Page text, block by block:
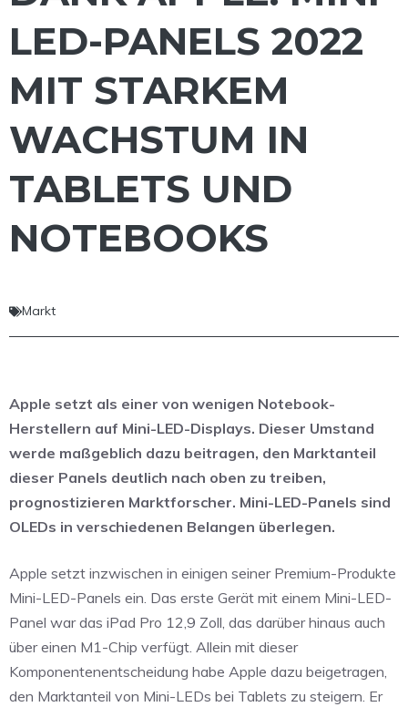
LED-PANELS 2022
MIT STARKEM
WACHSTUM IN
TABLETS UND
NOTEBOOKS
Markt
Apple setzt als einer von wenigen Notebook-
Herstellern auf Mini-LED-Displays. Dieser Umstand
werde maßgeblich dazu beitragen, den Marktanteil
dieser Panels deutlich nach oben zu treiben,
prognostizieren Marktforscher. Mini-LED-Panels sind
OLEDs in verschiedenen Belangen überlegen.
Apple setzt inzwischen in einigen seiner Premium-Produkte
Mini-LED-Panels ein. Das erste Gerät mit einem Mini-LED-
Panel war das iPad Pro 12,9 Zoll, das darüber hinaus auch
über einen M1-Chip verfügt. Allein mit dieser
Komponentenentscheidung habe Apple dazu beigetragen,
den Marktanteil von Mini-LEDs bei Tablets zu steigern. Er